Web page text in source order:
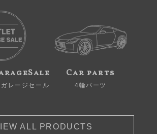
ガレージセール
Car parts
4輪パーツ
ALL PRODUCTS